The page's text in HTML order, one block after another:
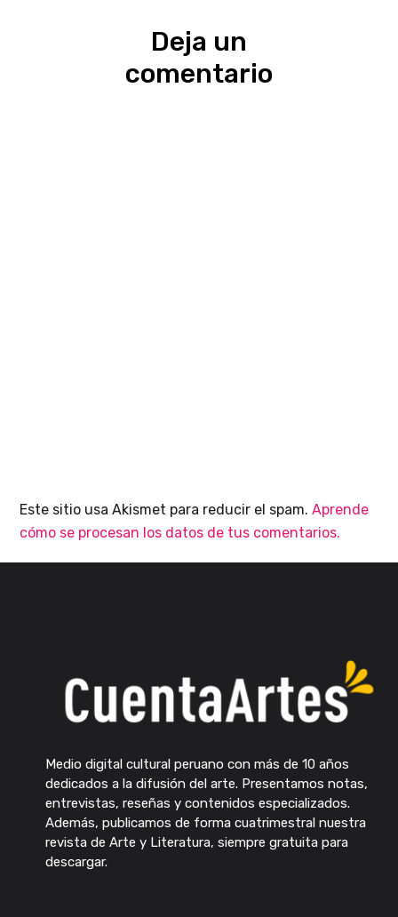
Deja un
comentario
Este sitio usa Akismet para reducir el spam.Aprende
cómo se procesan los datos de tus comentarios.
Medio digital cultural peruano con más de 10 años
dedicados a la difusión del arte. Presentamos notas,
entrevistas, reseñas y contenidos especializados.
Además, publicamos de forma cuatrimestral nuestra
revista de Arte y Literatura, siempre gratuita para
descargar.